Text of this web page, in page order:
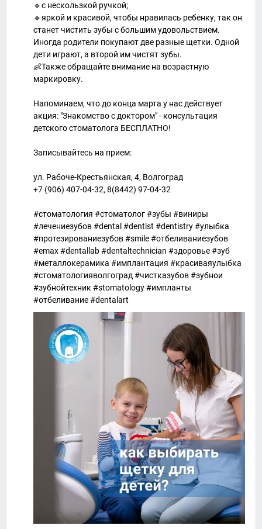
🔹с нескользкой ручкой;
🔹яркой и красивой, чтобы нравилась ребенку, так он
станет чистить зубы с большим удовольствием.
Иногда родители покупают две разные щетки. Одной
дети играют, а второй им чистят зубы.
👶Также обращайте внимание на возрастную
маркировку.
Напоминаем, что до конца марта у нас действует
акция: "Знакомство с доктором" - консультация
детского стоматолога БЕСПЛАТНО!
Записывайтесь на прием:
ул. Рабоче-Крестьянская, 4, Волгоград
+7 (906) 407-04-32, 8(8442) 97-04-32
#стоматология #стоматолог #зубы #виниры
#лечениезубов #dental #dentist #dentistry #улыбка
#протезированиезубов #smile #отбеливаниезубов
#emax #dentallab #dentaltechnician #здоровье #зуб
#металлокерамика #имплантация #красиваяулыбка
#стоматологияволгоград #чистказубов #зубнои
#зубнойтехник #stomatology #импланты
#отбеливание #dentalart